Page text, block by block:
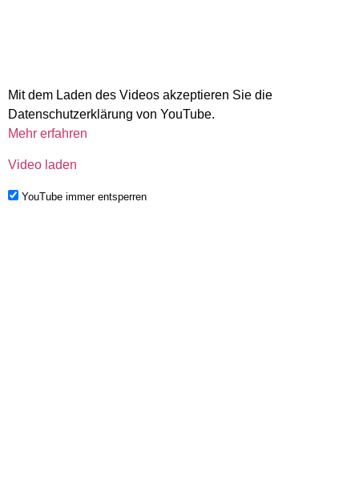
Mit dem Laden des Videos akzeptieren Sie die
Datenschutzerklärung von YouTube.
Mehr erfahren
Video laden
YouTube immer entsperren